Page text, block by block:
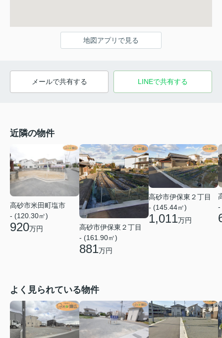
地図アプリで見る
メールで共有する LINEで共有する
近隣の物件
高砂市米田町塩市
- (120.30㎡)
920万円
高砂市伊保東２丁目
- (161.90㎡)
881万円
高砂市伊保東２丁目
- (145.44㎡)
1,011万円
-
よく見られている物件